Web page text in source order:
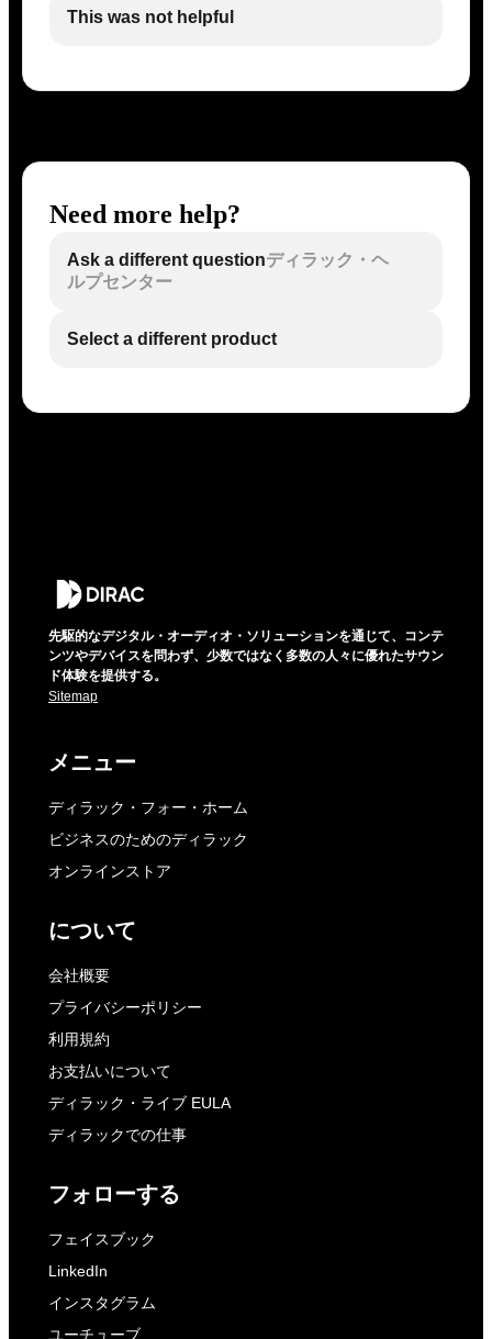
This was not helpful
Need more help?
Ask a different questionディラック・ヘ
ルプセンター
Select a different product
先駆的なデジタル・オーディオ・ソリューションを通じて、コンテ
ンツやデバイスを問わず、少数ではなく多数の人々に優れたサウン
ド体験を提供する。
Sitemap
メニュー
ディラック・フォー・ホーム
ビジネスのためのディラック
オンラインストア
について
会社概要
プライバシーポリシー
利用規約
お支払いについて
ディラック・ライブ EULA
ディラックでの仕事
フォローする
フェイスブック
LinkedIn
インスタグラム
ユーチューブ